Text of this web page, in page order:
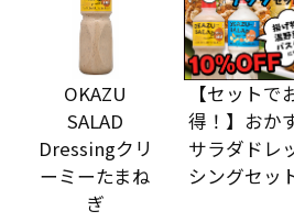
OKAZU
SALAD
Dressingクリ
ーミーたまね
ぎ
【セットで
得！】おか
サラダドレ
シングセッ